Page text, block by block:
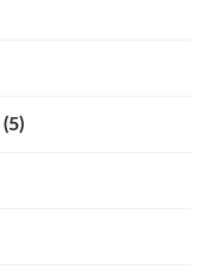
(5)